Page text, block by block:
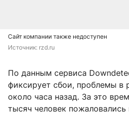
Сайт компании также недоступен
Источник: rzd.ru
По данным сервиса
фиксирует сбои, проблемы в
около часа назад. За это
тысяч человек